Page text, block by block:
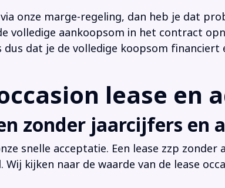
onze marge-regeling, dan heb je dat
volledige aankoopsom in het contract
dat je de volledige koopsom financiert
lease en
zonder jaarcijfers en
snelle acceptatie. Een lease zzp
kijken naar de waarde van de lease